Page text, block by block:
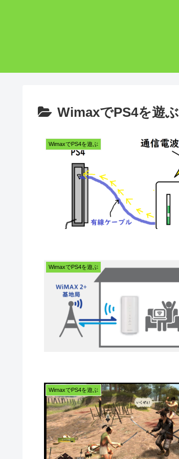
WimaxでPS4を遊ぶ
WimaxでPS4を遊ぶ
WimaxでPS4を遊ぶ
WimaxでPS4を遊ぶ